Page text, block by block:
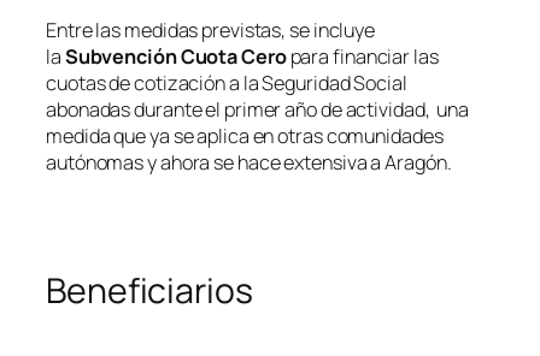
Entre las medidas previstas, se incluye
laSubvención Cuota Ceropara financiar las
cuotas de cotización a la Seguridad Social
abonadas durante el primer año de actividad, una
medida que ya se aplica en otras comunidades
autónomas y ahora se hace extensiva a Aragón.
Beneficiarios